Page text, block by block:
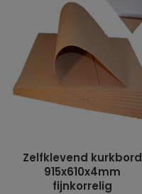
Zelfklevend kurkbord
915x610x4mm
fijnkorrelig